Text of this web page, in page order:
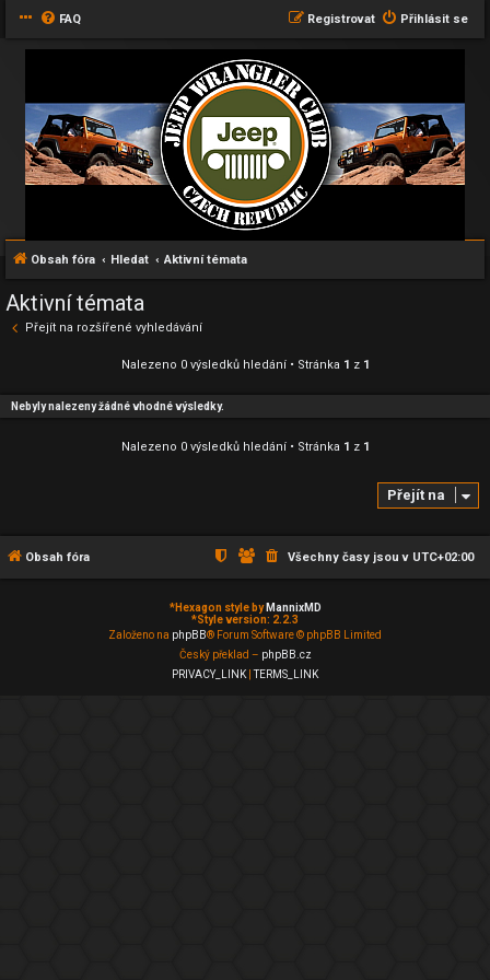
FAQ Přihlásit se
Registrovat
Obsah fóra Hledat Aktivní témata
Aktivní témata
Přejít na rozšířené vyhledávání
Nalezeno 0 výsledků hledání • Stránka 1 z 1
Nebyly nalezeny žádné vhodné výsledky.
Nalezeno 0 výsledků hledání • Stránka 1 z 1
Přejít na
Obsah fóra Všechny časy jsou v UTC+02:00
*Hexagon style by MannixMD
*Style version: 2.2.3
Založeno na phpBB® Forum Software © phpBB Limited
Český překlad – phpBB.cz
PRIVACY_LINK |TERMS_LINK